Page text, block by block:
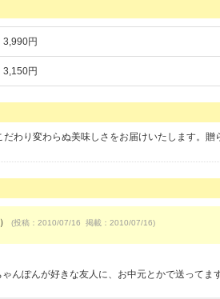
3,990円
3,150円
わり変わらぬ美味しさをお届けいたします。贈
(投稿：2010/07/16 掲載：2010/07/16)
んぽんが好きな友人に、お中元とかで送ってま